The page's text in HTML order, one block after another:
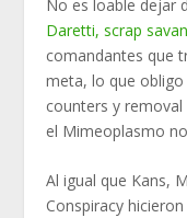
No es loable dejar
Daretti, scrap
comandantes que
meta, lo que
counters y
el Mimeoplasmo
Al igual que Kans,
Conspiracy